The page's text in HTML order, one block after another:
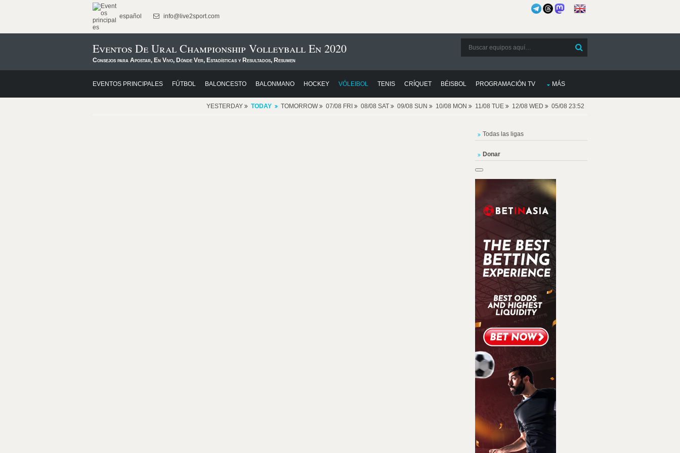
español info@live2sport.com
Eventos De Ural Championship Volleyball En 2020
Consejos para Apostar, En Vivo, Dónde Ver, Estadísticas y Resultados, Resumen
EVENTOS PRINCIPALES FÚTBOL BALONCESTO BALONMANO HOCKEY VÓLEIBOL TENIS CRÍQUET BÉISBOL PROGRAMACIÓN TV MÁS
YESTERDAY TODAY TOMORROW 07/08 FRI 08/08 SAT 09/08 SUN 10/08 MON 11/08 TUE 12/08 WED 05/08 23:52
Todas las ligas
Donar